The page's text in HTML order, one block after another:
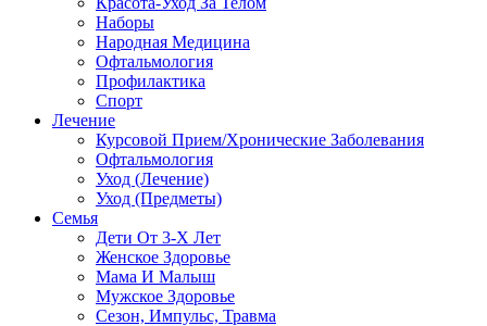
Наборы
Народная Медицина
Офтальмология
Профилактика
Спорт
Лечение
Курсовой Прием/Хронические Заболевания
Офтальмология
Уход (Лечение)
Уход (Предметы)
Семья
Дети От 3-Х Лет
Женское Здоровье
Мама И Малыш
Мужское Здоровье
Сезон, Импульс, Травма